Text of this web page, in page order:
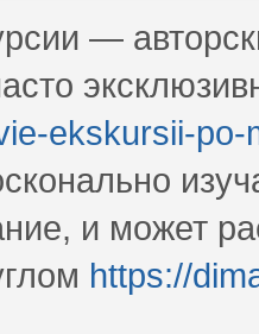
—
ekskursii-po-
и может
https://